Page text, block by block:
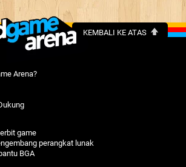
KEMBALI KE ATAS
Arena?
game
perangkat lunak
BGA